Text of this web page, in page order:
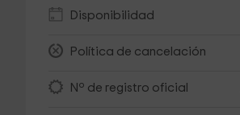
Disponibilidad
Política de cancelación
Nº de registro oficial